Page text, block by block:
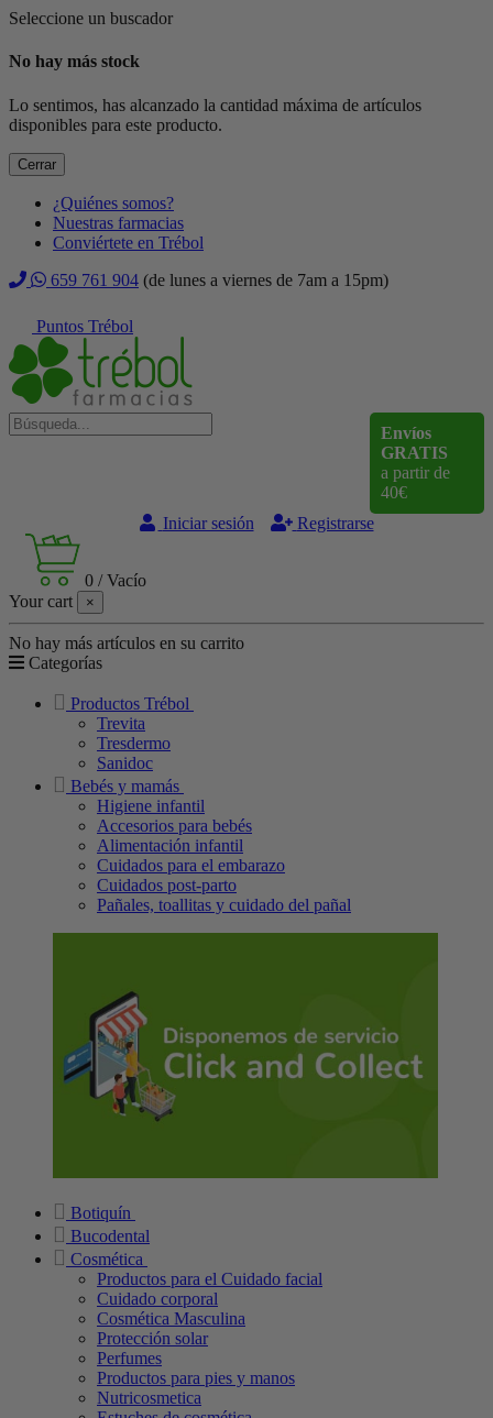
Seleccione un buscador
No hay más stock
Lo sentimos, has alcanzado la cantidad máxima de artículos
disponibles para este producto.
Cerrar
¿Quiénes somos?
Nuestras farmacias
Conviértete en Trébol
659 761 904 (de lunes a viernes de 7am a 15pm)
Puntos Trébol
Envíos
GRATIS
a partir de
40€
Iniciar sesión
Registrarse
0 /Vacío
Your cart
×
No hay más artículos en su carrito
Categorías
Productos Trébol
Trevita
Tresdermo
Sanidoc
Bebés y mamás
Higiene infantil
Accesorios para bebés
Alimentación infantil
Cuidados para el embarazo
Cuidados post-parto
Pañales, toallitas y cuidado del pañal
Botiquín
Bucodental
Cosmética
Productos para el Cuidado facial
Cuidado corporal
Cosmética Masculina
Protección solar
Perfumes
Productos para pies y manos
Nutricosmetica